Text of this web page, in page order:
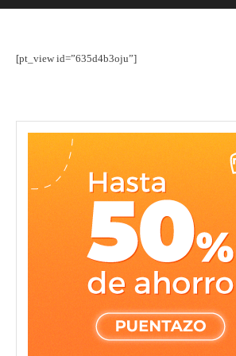
[pt_view id=”635d4b3oju”]